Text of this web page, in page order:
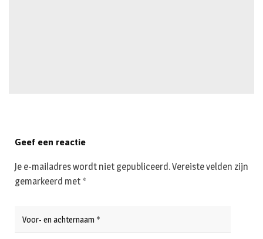
Geef een reactie
Je e-mailadres wordt niet gepubliceerd.Vereiste velden zijn
gemarkeerd met *